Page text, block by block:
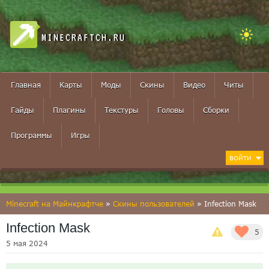
MINECRAFTCH.RU
Главная Карты Моды Скины Видео Читы
Гайды Плагины Текстуры Головы Сборки
Программы Игры
ВОЙТИ
Minecraft на Майнкрафтче » Скины пользователей » Infection Mask
5
Infection Mask
5 мая 2024